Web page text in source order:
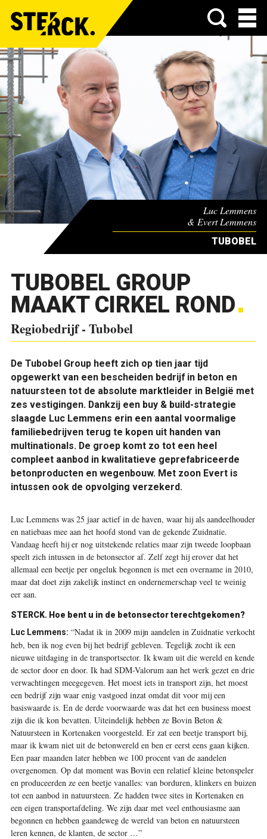
Menu
Luc Lemmens
& Evert Lemmens
TUBOBEL
TUBOBEL GROUP
MAAKT CIRKEL ROND
Regiobedrijf - Tubobel
De Tubobel Group heeft zich op tien jaar tijd
opgewerkt van een bescheiden bedrijf in beton en
natuursteen tot de absolute marktleider in België met
zes vestigingen. Dankzij een buy & build-strategie
slaagde Luc Lemmens erin een aantal voormalige
familiebedrijven terug te kopen uit handen van
multinationals. De groep komt zo tot een heel
compleet aanbod in kwalitatieve geprefabriceerde
betonproducten en wegenbouw. Met zoon Evert is
intussen ook de opvolging verzekerd.
Luc Lemmens was 25 jaar actief in de haven, waar hij als aandeelhouder
en natiebaas mee aan het hoofd stond van de gekende Zuidnatie.
Vandaag heeft hij er nog uitstekende relaties maar zijn tweede loopbaan
speelt zich intussen in de betonsector af. Zelf zegt hij erover dat het
allemaal een beetje per ongeluk begonnen is met een overname in 2010,
maar dat doet zijn zakelijk instinct en ondernemerschap veel te weinig
eer aan.
STERCK. Hoe bent u in de betonsector terechtgekomen?
Luc Lemmens: “Nadat ik in 2009 mijn aandelen in Zuidnatie verkocht
heb, ben ik nog even bij het bedrijf gebleven. Tegelijk zocht ik een
nieuwe uitdaging in de transportsector. Ik kwam uit die wereld en kende
de sector door en door. Ik had SDM-Valorum aan het werk gezet en drie
verwachtingen meegegeven. Het moest iets in transport zijn, het moest
een bedrijf zijn waar enig vastgoed inzat omdat dit voor mij een
basiswaarde is. En de derde voorwaarde was dat het een business moest
zijn die ik kon bevatten. Uiteindelijk hebben ze Bovin Beton &
Natuursteen in Kortenaken voorgesteld. Er zat een beetje transport bij,
maar ik kwam niet uit de betonwereld en ben er eerst eens gaan kijken.
Een paar maanden later hebben we 100 procent van de aandelen
overgenomen. Op dat moment was Bovin een relatief kleine betonspeler
en produceerden ze een beetje vanalles: van borduren, klinkers en buizen
tot een aanbod in natuursteen. Ze hadden twee sites in Kortenaken en
een eigen transportafdeling. We zijn daar met veel enthousiasme aan
begonnen en hebben gaandeweg de wereld van beton en natuursteen
leren kennen, de klanten, de sector …”